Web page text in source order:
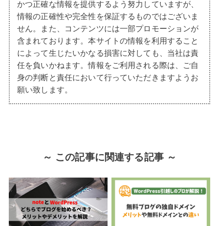
かつ正確な情報を提供するよう努力していますが、
情報の正確性や完全性を保証するものではございま
せん。また、コンテンツには一部プロモーションが
含まれております。本サイトの情報を利用すること
によって生じたいかなる損害に対しても、当社は責
任を負いかねます。情報をご利用される際は、ご自
身の判断と責任において行っていただきますようお
願い致します。
～ この記事に関連する記事 ～